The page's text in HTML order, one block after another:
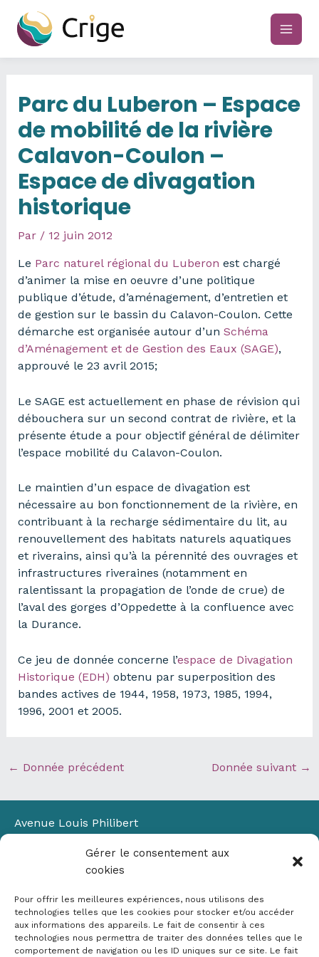
Gérer le consentement aux
cookies
Pour offrir les meilleures expériences, nous utilisons des
technologies telles que les cookies pour stocker et/ou accéder
aux informations des appareils. Le fait de consentir à ces
technologies nous permettra de traiter des données telles que le
comportement de navigation ou les ID uniques sur ce site. Le fait
contenu
main
Parc du Luberon – Espace
de mobilité de la rivière
Calavon-Coulon –
Espace de divagation
historique
Par / 12 juin 2012
Le Parc naturel régional du Luberon est chargé
d’animer la mise en oeuvre d’une politique
publique d’étude, d’aménagement, d’entretien et
de gestion sur le bassin du Calavon-Coulon. Cette
démarche est organisée autour d’un Schéma
d’Aménagement et de Gestion des Eaux (SAGE),
approuvé le 23 avril 2015;
Le SAGE est actuellement en phase de révision qui
débouchera sur un second contrat de rivière, et la
présente étude a pour objectif général de délimiter
l’espace mobilité du Calavon-Coulon.
Le maintien d’un espace de divagation est
nécessaire au bon fonctionnement de la rivière, en
contribuant à la recharge sédimentaire du lit, au
renouvellement des habitats naturels aquatiques
et riverains, ainsi qu’à la pérennité des ouvrages et
infrastructures riveraines (notamment en
ralentissant la propagation de l’onde de crue) de
l’aval des gorges d’Oppedette à la confluence avec
la Durance.
Ce jeu de donnée concerne l’espace de Divagation
Historique (EDH) obtenu par superposition des
bandes actives de 1944, 1958, 1973, 1985, 1994,
1996, 2001 et 2005.
← Donnée précédent Donnée suivant →
Avenue Louis Philibert
Bâtiment Laennec
13100 Aix-en-Provence
✉ contact@crige-paca.org